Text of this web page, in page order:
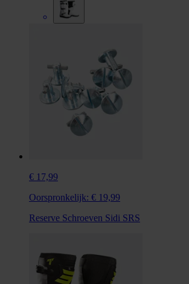
€ 17,99
Oorspronkelijk: € 19,99
Reserve Schroeven Sidi SRS